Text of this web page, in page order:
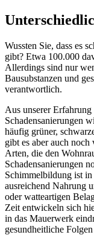
Wussten Sie, dass es
gibt? Etwa 100.000
Allerdings sind nur
Bausubstanzen und
verantwortlich.
Aus unserer
Schadensanierungen
häufig grüner,
gibt es aber auch noch
Arten, die den
Schadensanierungen
Schimmelbildung ist
ausreichend Nahrung
oder watteartigen
Zeit entwickeln sich
in das Mauerwerk
gesundheitliche